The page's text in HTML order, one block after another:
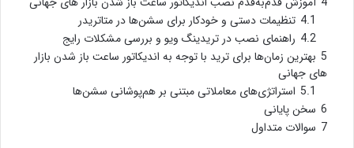
4.1 تنظیمات دستی و خودکار برای سشن‌ها در متاتریدر
4.2 راهنمای نصب در تریدینگ ویو و بررسی مشکلات رایج
5 بهترین زمان‌ها برای ترید با توجه به اندیکاتور ساعت باز شدن بازار
های جهانی
5.1 استراتژی‌های معاملاتی مبتنی بر هم‌پوشانی سشن‌ها
6 سخن پایانی
7 سوالات متداول